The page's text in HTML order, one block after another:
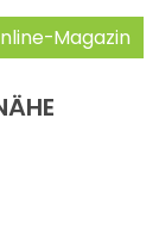
Magazin